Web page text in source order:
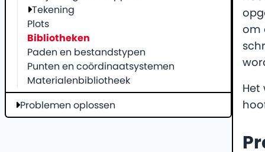
Tekening
Plots
Bibliotheken
Paden en bestandstypen
Punten en coördinaatsystemen
Materialenbibliotheek
Problemen oplossen
om
Het